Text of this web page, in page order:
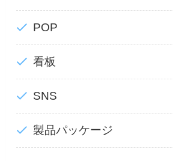
POP
看板
SNS
製品パッケージ